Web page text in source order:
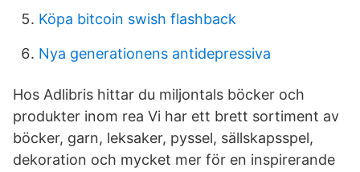
Köpa bitcoin swish flashback
Nya generationens antidepressiva
Hos Adlibris hittar du miljontals böcker och
produkter inom rea Vi har ett brett sortiment av
böcker, garn, leksaker, pyssel, sällskapsspel,
dekoration och mycket mer för en inspirerande